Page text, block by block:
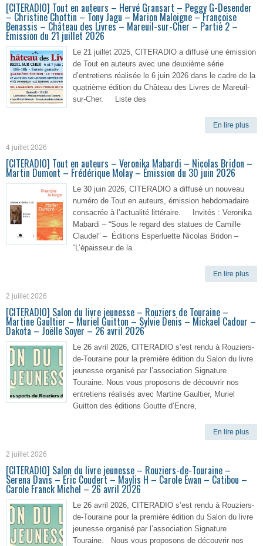
[CITERADIO] Tout en auteurs – Hervé Gransart – Peggy G-Desender
– Christine Chottin – Tony Jagu – Marion Maloigne – Françoise
Benassis – Château des Livres – Mareuil-sur-Cher – Partie 2 –
Émission du 21 juillet 2026
Le 21 juillet 2025, CITERADIO a diffusé une émission
de Tout en auteurs avec une deuxième série
d’entretiens réalisée le 6 juin 2026 dans le cadre de la
quatrième édition du Château des Livres de Mareuil-
sur-Cher. Liste des
En lire plus
4 juillet 2026
[CITERADIO] Tout en auteurs – Veronika Mabardi – Nicolas Bridon –
Martin Dumont – Frédérique Molay – Émission du 30 juin 2026
Le 30 juin 2026, CITERADIO a diffusé un nouveau
numéro de Tout en auteurs, émission hebdomadaire
consacrée à l’actualité littéraire. Invités : Veronika
Mabardi – “Sous le regard des statues de Camille
Claudel” – Éditions Esperluette Nicolas Bridon –
“L’épaisseur de la
En lire plus
2 juillet 2026
[CITERADIO] Salon du livre jeunesse – Rouziers de Touraine –
Martine Gaultier – Muriel Guitton – Sylvie Denis – Mickael Cadour –
Dakota – Joëlle Soyer – 26 avril 2026
Le 26 avril 2026, CITERADIO s’est rendu à Rouziers-
de-Touraine pour la première édition du Salon du livre
jeunesse organisé par l’association Signature
Touraine. Nous vous proposons de découvrir nos
entretiens réalisés avec Martine Gaultier, Muriel
Guitton des éditions Goutte d’Encre,
En lire plus
2 juillet 2026
[CITERADIO] Salon du livre jeunesse – Rouziers-de-Touraine –
Serena Davis – Eric Coudert – Maylis H – Carole Ewan – Catibou –
Carole Franck Michel – 26 avril 2026
Le 26 avril 2026, CITERADIO s’est rendu à Rouziers-
de-Touraine pour la première édition du Salon du livre
jeunesse organisé par l’association Signature
Touraine. Nous vous proposons de découvrir nos